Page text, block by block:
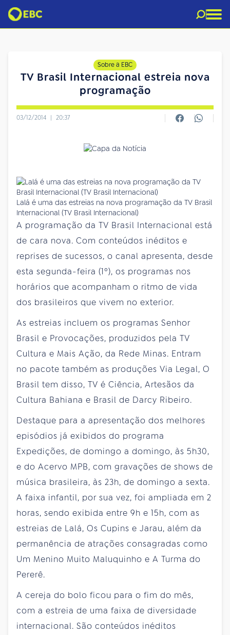
Sobre a EBC
TV Brasil Internacional estreia nova
programação
03/12/2014 | 20:37
Lalá é uma das estreias na nova programação da TV Brasil
Internacional (TV Brasil Internacional)
A programação da TV Brasil Internacional está
de cara nova. Com conteúdos inéditos e
reprises de sucessos, o canal apresenta, desde
esta segunda-feira (1º), os programas nos
horários que acompanham o ritmo de vida
dos brasileiros que vivem no exterior.
As estreias incluem os programas Senhor
Brasil e Provocações, produzidos pela TV
Cultura e Mais Ação, da Rede Minas. Entram
no pacote também as produções Via Legal, O
Brasil tem disso, TV é Ciência, Artesãos da
Cultura Bahiana e Brasil de Darcy Ribeiro.
Destaque para a apresentação dos melhores
episódios já exibidos do programa
Expedições, de domingo a domingo, às 5h30,
e do Acervo MPB, com gravações de shows de
música brasileira, às 23h, de domingo a sexta.
A faixa infantil, por sua vez, foi ampliada em 2
horas, sendo exibida entre 9h e 15h, com as
estreias de Lalá, Os Cupins e Jarau, além da
permanência de atrações consagradas como
Um Menino Muito Maluquinho e A Turma do
Pererê.
A cereja do bolo ficou para o fim do mês,
com a estreia de uma faixa de diversidade
internacional. São conteúdos inéditos